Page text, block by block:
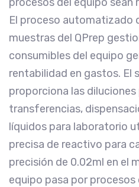
El proceso automatizado
muestras del QPrep
consumibles del equipo
rentabilidad en gastos.
proporciona las
transferencias,
líquidos para laboratorio
precisa de reactivo para
precisión de 0.02ml en el
equipo pasa por